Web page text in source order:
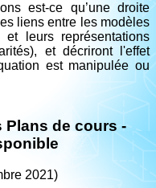
est-ce qu’une droite
liens entre les modèles
et leurs représentations
et décriront l'effet
est manipulée ou
Plans de cours -
2021)